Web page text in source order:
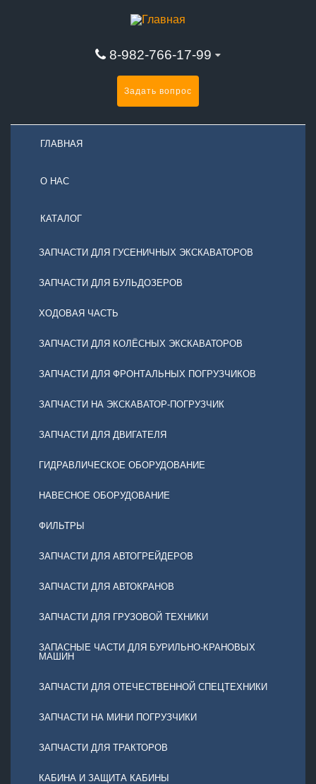
8-982-766-17-99
Задать вопрос
ГЛАВНАЯ
О НАС
КАТАЛОГ
ЗАПЧАСТИ ДЛЯ ГУСЕНИЧНЫХ ЭКСКАВАТОРОВ
ЗАПЧАСТИ ДЛЯ БУЛЬДОЗЕРОВ
ХОДОВАЯ ЧАСТЬ
ЗАПЧАСТИ ДЛЯ КОЛЁСНЫХ ЭКСКАВАТОРОВ
ЗАПЧАСТИ ДЛЯ ФРОНТАЛЬНЫХ ПОГРУЗЧИКОВ
ЗАПЧАСТИ НА ЭКСКАВАТОР-ПОГРУЗЧИК
ЗАПЧАСТИ ДЛЯ ДВИГАТЕЛЯ
ГИДРАВЛИЧЕСКОЕ ОБОРУДОВАНИЕ
НАВЕСНОЕ ОБОРУДОВАНИЕ
ФИЛЬТРЫ
ЗАПЧАСТИ ДЛЯ АВТОГРЕЙДЕРОВ
ЗАПЧАСТИ ДЛЯ АВТОКРАНОВ
ЗАПЧАСТИ ДЛЯ ГРУЗОВОЙ ТЕХНИКИ
ЗАПАСНЫЕ ЧАСТИ ДЛЯ БУРИЛЬНО-КРАНОВЫХ
МАШИН
ЗАПЧАСТИ ДЛЯ ОТЕЧЕСТВЕННОЙ СПЕЦТЕХНИКИ
ЗАПЧАСТИ НА МИНИ ПОГРУЗЧИКИ
ЗАПЧАСТИ ДЛЯ ТРАКТОРОВ
КАБИНА И ЗАЩИТА КАБИНЫ